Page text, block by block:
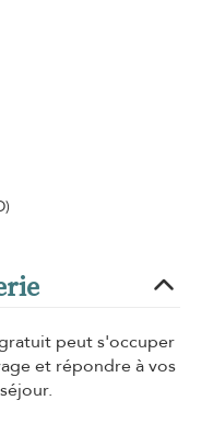
peut s'occuper
et répondre à vos